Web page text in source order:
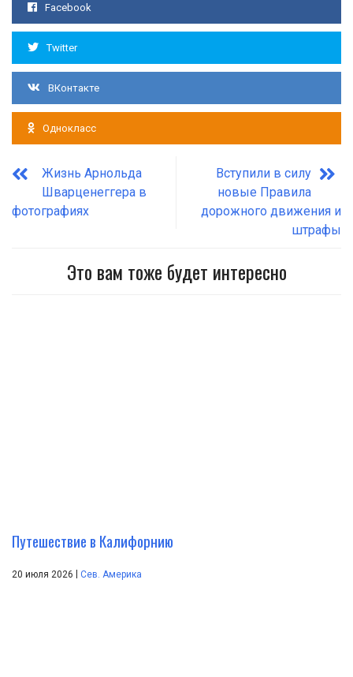
Facebook
Twitter
ВКонтакте
Однокласс
Жизнь Арнольда
Шварценеггера в
фотографиях
Вступили в силу
новые Правила
дорожного движения и
штрафы
Это вам тоже будет интересно
Путешествие в Калифорнию
20 июля 2026 | Сев. Америка